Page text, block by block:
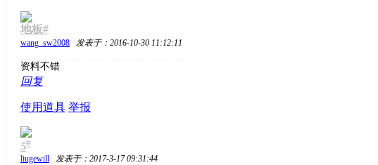
地板#
wang_sw2008 发表于：2016-10-30 11:12:11
资料不错
回复
使用道具 举报
5#
liugewill 发表于：2017-3-17 09:31:44